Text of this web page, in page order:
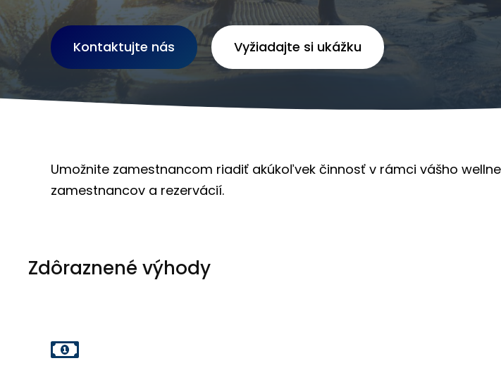
Kontaktujte nás Vyžiadajte si ukážku
Umožnite zamestnancom riadiť akúkoľvek činnosť v rámci vášho
zamestnancov a rezervácií.
Zdôraznené výhody